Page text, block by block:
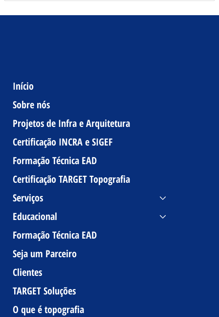
Início
Sobre nós
Projetos de Infra e Arquitetura
Certificação INCRA e SIGEF
Formação Técnica EAD
Certificação TARGET Topografia
Serviços
Educacional
Formação Técnica EAD
Seja um Parceiro
Clientes
TARGET Soluções
O que é topografia